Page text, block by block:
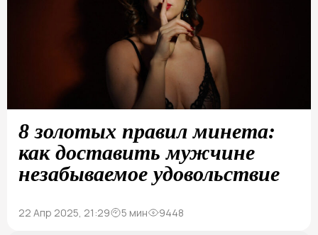
8 золотых правил минета:
как доставить мужчине
незабываемое удовольствие
22 Апр 2025, 21:29 5 мин 9448